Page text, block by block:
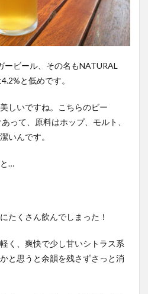
ービール、その名もNATURAL
と低めです。
しいですね。こちらのビー
って、原料はホップ、モルト、
いんです。
…
たくさん飲んでしまった！
く、爽快で少し甘いシトラス系
と思うと余韻を残さずさっと消